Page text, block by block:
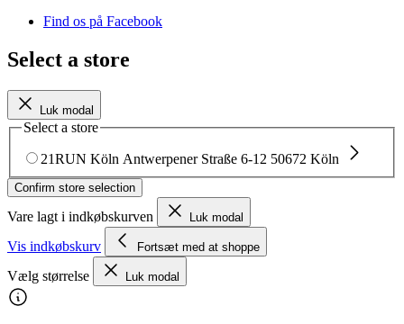
Find os på Facebook
Select a store
Luk modal
Select a store
21RUN Köln Antwerpener Straße 6-12 50672 Köln
Confirm store selection
Vare lagt i indkøbskurven Luk modal
Vis indkøbskurv Fortsæt med at shoppe
Vælg størrelse Luk modal